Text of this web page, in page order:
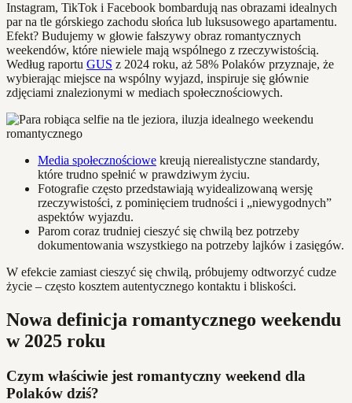
Instagram, TikTok i Facebook bombardują nas obrazami idealnych
par na tle górskiego zachodu słońca lub luksusowego apartamentu.
Efekt? Budujemy w głowie fałszywy obraz romantycznych
weekendów, które niewiele mają wspólnego z rzeczywistością.
Według raportu GUS z 2024 roku, aż 58% Polaków przyznaje, że
wybierając miejsce na wspólny wyjazd, inspiruje się głównie
zdjęciami znalezionymi w mediach społecznościowych.
Media społecznościowe kreują nierealistyczne standardy,
które trudno spełnić w prawdziwym życiu.
Fotografie często przedstawiają wyidealizowaną wersję
rzeczywistości, z pominięciem trudności i „niewygodnych”
aspektów wyjazdu.
Parom coraz trudniej cieszyć się chwilą bez potrzeby
dokumentowania wszystkiego na potrzeby lajków i zasięgów.
W efekcie zamiast cieszyć się chwilą, próbujemy odtworzyć cudze
życie – często kosztem autentycznego kontaktu i bliskości.
Nowa definicja romantycznego weekendu
w 2025 roku
Czym właściwie jest romantyczny weekend dla
Polaków dziś?